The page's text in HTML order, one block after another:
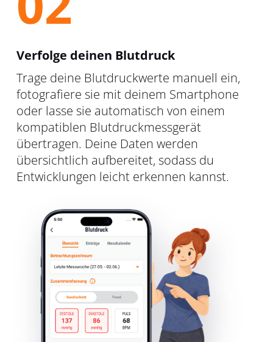
Verfolge deinen Blutdruck
Trage deine Blutdruckwerte manuell ein,
fotografiere sie mit deinem Smartphone
oder lasse sie automatisch von einem
kompatiblen Blutdruckmessgerät
übertragen. Deine Daten werden
übersichtlich aufbereitet, sodass du
Entwicklungen leicht erkennen kannst.